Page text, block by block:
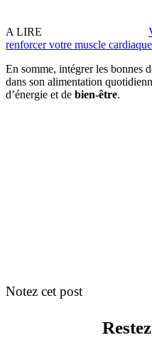
A LIRE
renforcer votre muscle
En somme, intégrer les bonnes
dans son alimentation
d’énergie et de bien-être.
Notez cet post